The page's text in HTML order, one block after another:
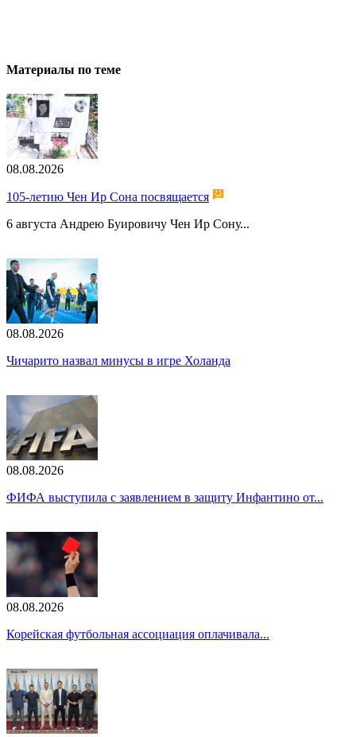
Материалы по теме
08.08.2026
105-летию Чен Ир Сона посвящается
6 августа Андрею Буировичу Чен Ир Сону...
08.08.2026
Чичарито назвал минусы в игре Холанда
08.08.2026
ФИФА выступила с заявлением в защиту Инфантино от...
08.08.2026
Корейская футбольная ассоциация оплачивала...